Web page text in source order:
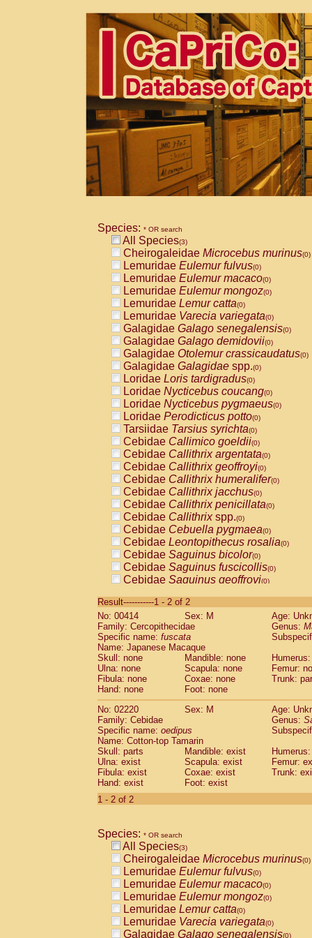
Species: * OR search
All Species(3)
Cheirogaleidae Microcebus murinus(0)
Lemuridae Eulemur fulvus(0)
Lemuridae Eulemur macaco(0)
Lemuridae Eulemur mongoz(0)
Lemuridae Lemur catta(0)
Lemuridae Varecia variegata(0)
Galagidae Galago senegalensis(0)
Galagidae Galago demidovii(0)
Galagidae Otolemur crassicaudatus(0)
Galagidae Galagidae spp.(0)
Loridae Loris tardigradus(0)
Loridae Nycticebus coucang(0)
Loridae Nycticebus pygmaeus(0)
Loridae Perodicticus potto(0)
Tarsiidae Tarsius syrichta(0)
Cebidae Callimico goeldii(0)
Cebidae Callithrix argentata(0)
Cebidae Callithrix geoffroyi(0)
Cebidae Callithrix humeralifer(0)
Cebidae Callithrix jacchus(0)
Cebidae Callithrix penicillata(0)
Cebidae Callithrixspp.(0)
Cebidae Cebuella pygmaea(0)
Cebidae Leontopithecus rosalia(0)
Cebidae Saguinus bicolor(0)
Cebidae Saguinus fuscicollis(0)
Cebidae Saguinus geoffroyi(0)
CebidaeSaguinus labiatus(0)
Cebidae Saguinus leucopus (0)
CebidaeSaguinus midas
CebidaeSaguinus mystax
Cebidae Saguinus nigricollis (0)
Cebidae Saguinus oedipus
Cebidae Saguinus weddelli
Cebidae Saguinusspp.
Cebidae Aotus trivirgatus
Cebidae
CebidaeCebus apella
Cebidae Cebus capucinus
Cebidae Cebus nigrivittatus
Cebidae Cebusspp.(0)
Cebidae Saimiri boliviensis
CebidaeSaimiri sciureus(0)
AtelidaeAlouatta caraya(0)
Atelidae Alouatta seniculus
AtelidaeAlouatta
AtelidaeAteles belzebuth(0)
AtelidaeAteles geoffroyi(0)
AtelidaeAteles paniscus(0)
AtelidaeAtelesspp. (0)
AtelidaeLagothrix lagothricha
AtelidaeLagothrix lagothricha cana
PitheciidaeCacajao calvus
Result-----------1 - 2 of 2
No: 00414
Sex: M
Age:
Family: Cercopithecidae
Genus:
Specific name: fuscata
Name: Japanese Macaque
Skull: none
Mandible: none
Ulna: none
Scapula: none
Femur:
Fibula: none
Coxae: none
Trunk:
Hand: none
Foot: none
No: 02220
Sex: M
Age:
Family: Cebidae
Genus:
Specific name: oedipus
Name: Cotton-top Tamarin
Skull: parts
Mandible: exist
Ulna: exist
Scapula: exist
Femur:
Fibula: exist
Coxae: exist
Trunk:
Hand: exist
Foot: exist
1 - 2 of 2
Species: * OR search
All Species(3)
Cheirogaleidae Microcebus murinus(0)
Lemuridae Eulemur fulvus(0)
Lemuridae Eulemur macaco(0)
Lemuridae Eulemur mongoz(0)
Lemuridae Lemur catta(0)
Lemuridae Varecia variegata(0)
Galagidae Galago senegalensis(0)